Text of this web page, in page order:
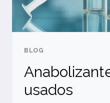
BLOG
usados